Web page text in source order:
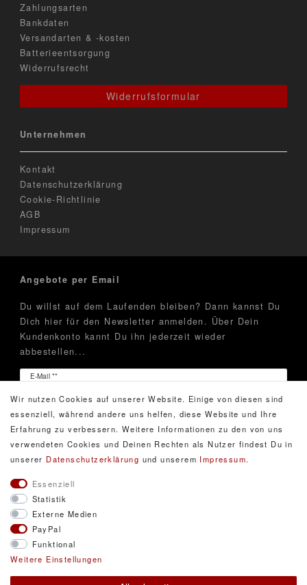
Zahlungsarten
Bankdaten
Versandarten & -kosten
Batterieentsorgung
Widerrufsrecht
Widerrufsformular
Unternehmen
Kontakt
Datenschutzerklärung
Cookie-Richtlinie
AGB
Impressum
Angebote per Email
Du willst auf dem Laufenden bleiben? Dann kannst Du
Dich hier für den Newsletter anmelden. Über Dein
Kundenkonto kannt Du ihn jederzeit wieder
abbestellen...
E-Mail **
Newsletter
Hiermit bestätige ich, dass ich die
Daten­schutz­erklärung
gelesen habe. Meine Einwilligung kann ich jederzeit
widerrufen.**
© Copyright 2026 DarXity GbR. Gestaltung, Design
und Style durch DarXity GbR. Alle Rechte
Wir nutzen Cookies auf unserer Website. Einige von diesen sind
essenziell, während andere uns helfen, diese Website und Ihre
Erfahrung zu verbessern. Weitere Informationen zu den von uns
verwendeten Cookies und Deinen Rechten als Nutzer findest Du in
unserer Daten­schutz­erklärung und unserem Impressum.
Essenziell
Statistik
Externe Medien
PayPal
Funktional
Weitere Einstellungen